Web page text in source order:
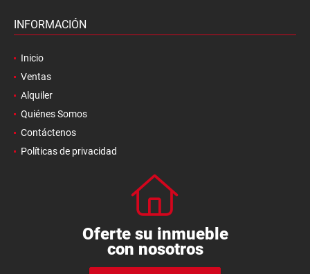
INFORMACIÓN
Inicio
Ventas
Alquiler
Quiénes Somos
Contáctenos
Políticas de privacidad
Oferte su inmueble
con nosotros